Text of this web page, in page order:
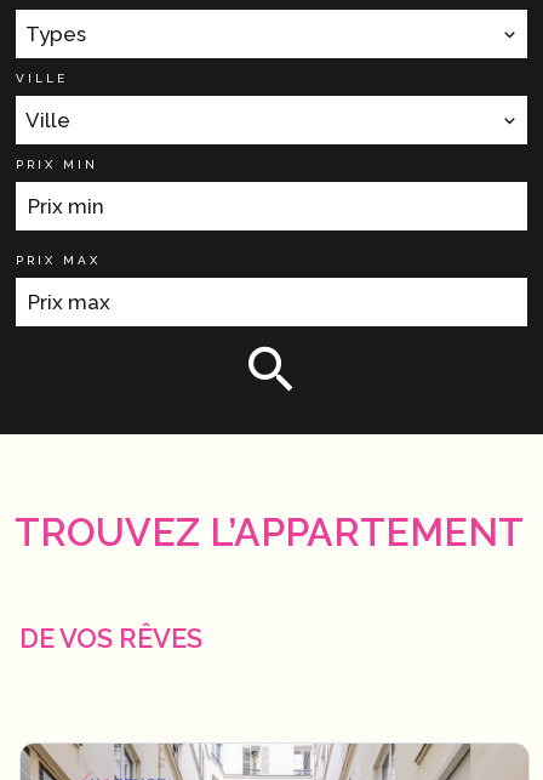
Types
VILLE
Ville
PRIX MIN
PRIX MAX
TROUVEZ L’APPARTEMENT
DE VOS RÊVES